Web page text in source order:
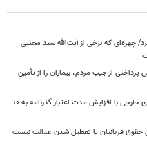
چهره‌ای که برخی از آیت‌الله سید مجتبی
از جیب مردم، بیماران را از تأمین
نماینده مجلس خبر داد: کاهش مشکلات سفرهای خارجی با افزایش مدت اعتبار گذرنامه به ۱۰
حقوق قربانیان یا تعطیل شدن عدالت نیست